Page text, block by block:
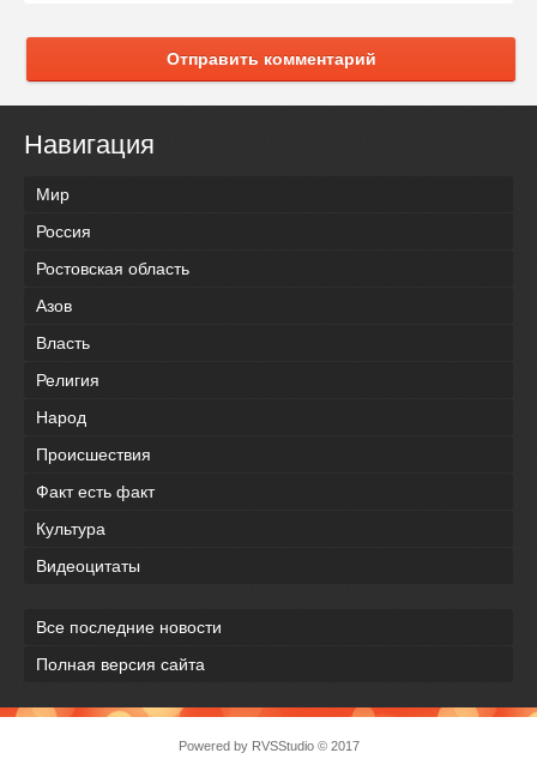
Отправить комментарий
Навигация
Мир
Россия
Ростовская область
Азов
Власть
Религия
Народ
Происшествия
Факт есть факт
Культура
Видеоцитаты
Все последние новости
Полная версия сайта
Powered by RVSStudio© 2017